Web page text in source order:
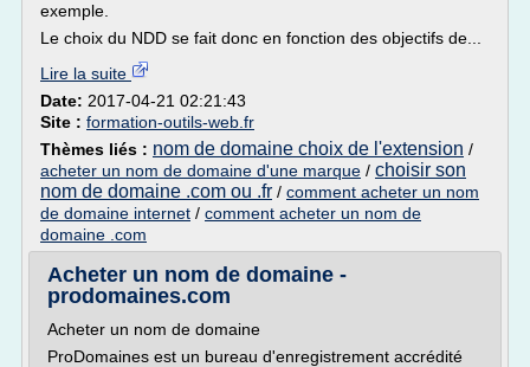
exemple.
Le choix du NDD se fait donc en fonction des objectifs de...
Lire la suite
Date: 2017-04-21 02:21:43
Site : formation-outils-web.fr
Thèmes liés : nom de domaine choix de l'extension /
acheter un nom de domaine d'une marque / choisir son
nom de domaine .com ou .fr / comment acheter un nom
de domaine internet / comment acheter un nom de
domaine .com
Acheter un nom de domaine -
prodomaines.com
Acheter un nom de domaine
ProDomaines est un bureau d'enregistrement accrédité